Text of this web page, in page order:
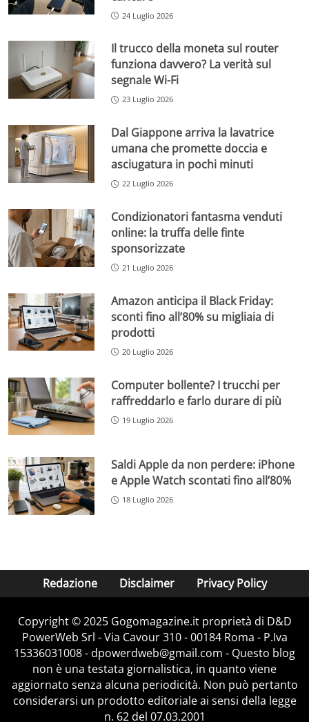
24 Luglio 2026
Il trucco della moneta sul router
funziona davvero? La verità sul
segnale Wi-Fi
23 Luglio 2026
Dal Giappone arriva la lavatrice
umana che promette doccia e
asciugatura in pochi minuti
22 Luglio 2026
Condizionatori fantasma venduti
online: la truffa delle finte
sponsorizzate
21 Luglio 2026
Amazon anticipa il Black Friday:
sconti fino all’80% su migliaia di
prodotti
20 Luglio 2026
Computer bollente? I trucchi per
raffreddarlo e farlo durare di più
19 Luglio 2026
Saldi Apple da non perdere: iPhone
e Apple Watch scontati fino all’80%
18 Luglio 2026
Redazione Disclaimer Privacy Policy
Copyright © 2025 Gogomagazine.it proprietà di D&D
PowerWeb Srl - Via Cavour 310 - 00184 Roma - P.Iva
15336031008 - dpowerdweb@gmail.com - Questo blog
non è una testata giornalistica, in quanto viene
aggiornato senza alcuna periodicità. Non può pertanto
considerarsi un prodotto editoriale ai sensi della legge
n. 62 del 07.03.2001